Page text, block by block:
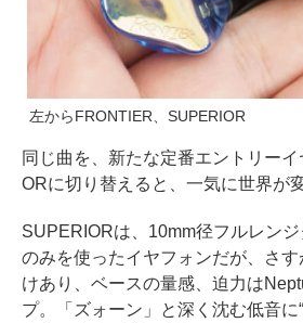
左からFRONTIER、SUPERIOR
同じ曲を、新たな定番エントリー
ORに切り替えると、一気に世界が
SUPERIORは、10mm径フルレン
のみを使ったイヤフォンだが、さ
けあり、ベースの量感、迫力は
プ。「ズォーン」と深く沈む低音に